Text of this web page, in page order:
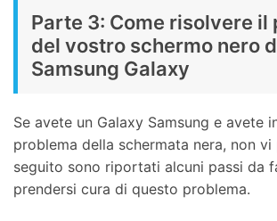
Parte 3: Come risolvere il
del vostro schermo nero
Samsung Galaxy
Se avete un Galaxy Samsung e avete
problema della schermata nera, non
seguito sono riportati alcuni passi da
prendersi cura di questo problema.